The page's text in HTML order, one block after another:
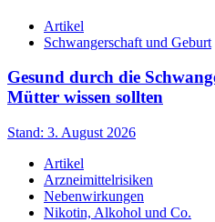
Artikel
Schwangerschaft und Geburt
Gesund durch die
Mütter wissen sollten
Stand: 3. August 2026
Artikel
Arzneimittelrisiken
Nebenwirkungen
Nikotin, Alkohol und Co.